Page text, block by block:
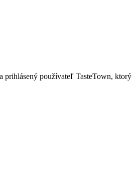
prihlásený používateľ TasteTown, ktorý